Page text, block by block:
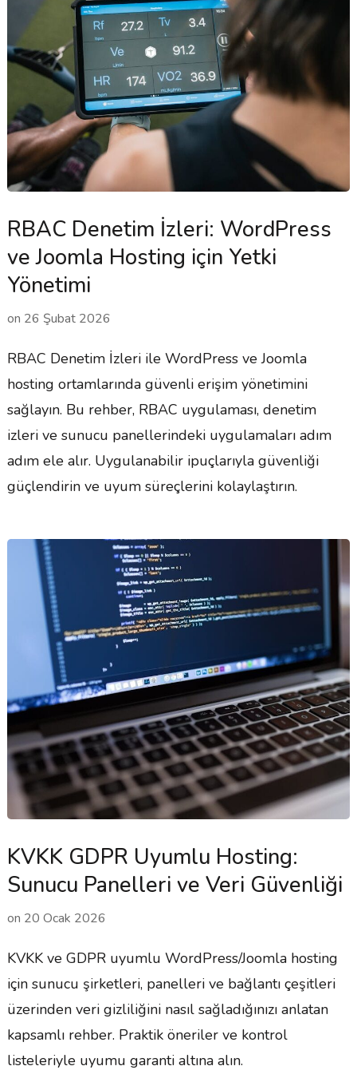
RBAC Denetim İzleri: WordPress
ve Joomla Hosting için Yetki
Yönetimi
on 26 Şubat 2026
RBAC Denetim İzleri ile WordPress ve Joomla
hosting ortamlarında güvenli erişim yönetimini
sağlayın. Bu rehber, RBAC uygulaması, denetim
izleri ve sunucu panellerindeki uygulamaları adım
adım ele alır. Uygulanabilir ipuçlarıyla güvenliği
güçlendirin ve uyum süreçlerini kolaylaştırın.
KVKK GDPR Uyumlu Hosting:
Sunucu Panelleri ve Veri Güvenliği
on 20 Ocak 2026
KVKK ve GDPR uyumlu WordPress/Joomla hosting
için sunucu şirketleri, panelleri ve bağlantı çeşitleri
üzerinden veri gizliliğini nasıl sağladığınızı anlatan
kapsamlı rehber. Praktik öneriler ve kontrol
listeleriyle uyumu garanti altına alın.